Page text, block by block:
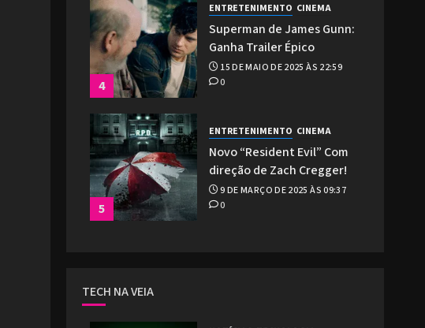
4
ENTRETENIMENTO CINEMA
Superman de James Gunn:
Ganha Trailer Épico
15 DE MAIO DE 2025 ÀS 22:59
0
5
ENTRETENIMENTO CINEMA
Novo “Resident Evil” Com
direção de Zach Cregger!
9 DE MARÇO DE 2025 ÀS 09:37
0
TECH NA VEIA